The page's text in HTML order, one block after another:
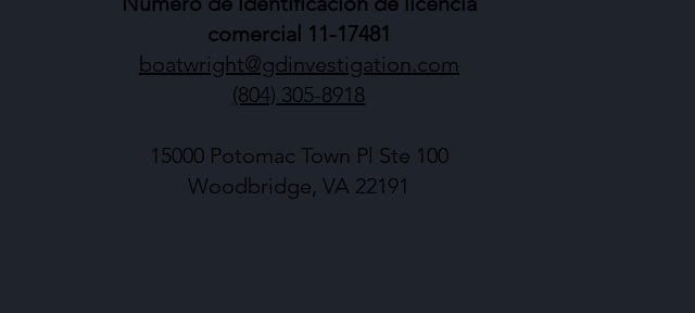
comercial 11-17481
boatwright@gdinvestigation.com
(804) 305-8918
15000 Potomac Town Pl Ste 100
Woodbridge, VA 22191